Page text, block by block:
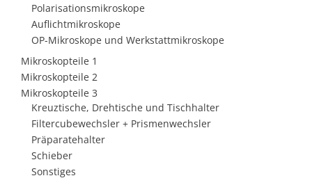
Polarisationsmikroskope
Auflichtmikroskope
OP-Mikroskope und Werkstattmikroskope
Mikroskopteile 1
Mikroskopteile 2
Mikroskopteile 3
Kreuztische, Drehtische und Tischhalter
Filtercubewechsler + Prismenwechsler
Präparatehalter
Schieber
Sonstiges